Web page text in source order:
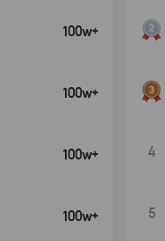
100w+
100w+
100w+
100w+
4
5